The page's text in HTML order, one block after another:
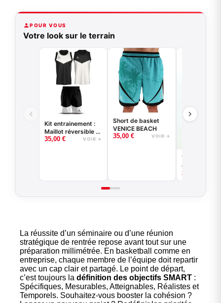
POUR VOUS
Votre look sur le terrain
Kit entrainement :
Maillot réversible +
short
35,00 € VOIR →
Short de basket
VENICE BEACH
35,00 € VOIR →
T-shirt de
compression
basketball -
29,00
La réussite d’un séminaire ou d’une réunion
stratégique de rentrée repose avant tout sur une
préparation millimétrée. En basketball comme en
entreprise, chaque membre de l’équipe doit repartir
avec un cap clair et partagé. Le point de départ,
c’est toujours la définition des objectifs SMART :
Spécifiques, Mesurables, Atteignables, Réalistes et
Temporels. Souhaitez-vous booster la cohésion ?